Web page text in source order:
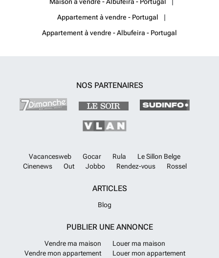
Appartement à vendre - Portugal
Appartement à vendre - Albufeira - Portugal
NOS PARTENAIRES
Vacancesweb Gocar Rula
Le Sillon Belge
Cinenews
Out Jobbo Rendez-vous Rossel
ARTICLES
Blog
PUBLIER UNE ANNONCE
Vendre ma maison
Louer ma maison
Vendre mon appartement
Louer mon appartement